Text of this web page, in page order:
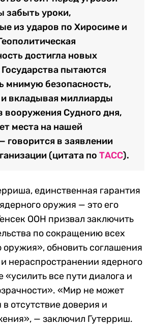
забыть уроки,
из ударов по Хиросиме и
достигла новых
пытаются
мнимую безопасность,
и вкладывая миллиарды
вооружения Судного дня,
места на нашей
говорится в заявлении
(цитата по ТАСС).
единственная гарантия
оружия — это его
ООН призвал заключить
по сокращению всех
оружия», обновить соглашения
нераспространении ядерного
«усилить все пути диалога и
«Мир не может
отсутствие доверия и
— заключил Гутерриш.